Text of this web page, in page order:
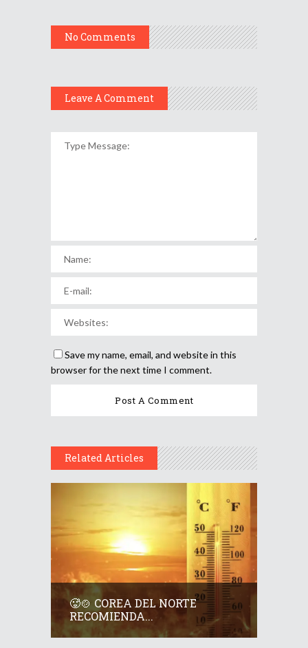
No Comments
Leave A Comment
Save my name, email, and website in this
browser for the next time I comment.
Related Articles
🥵🍲 COREA DEL NORTE
RECOMIENDA...